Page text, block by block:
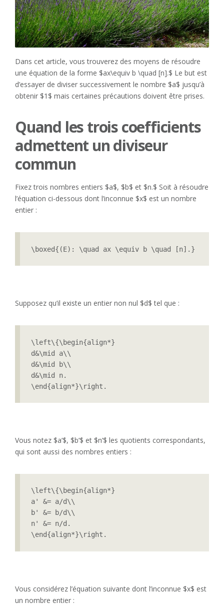
Dans cet article, vous trouverez des moyens de résoudre
une équation de la forme $ax\equiv b \quad [n].$ Le but est
d’essayer de diviser successivement le nombre $a$ jusqu’à
obtenir $1$ mais certaines précautions doivent être prises.
Quand les trois coefficients
admettent un diviseur
commun
Fixez trois nombres entiers $a$, $b$ et $n.$ Soit à résoudre
l’équation ci-dessous dont l’inconnue $x$ est un nombre
entier :
\boxed{(E): \quad ax \equiv b \quad [n].}
Supposez qu’il existe un entier non nul $d$ tel que :
\left\{\begin{align*}
d&\mid a\\
d&\mid b\\
d&\mid n.
\end{align*}\right.
Vous notez $a’$, $b’$ et $n’$ les quotients correspondants,
qui sont aussi des nombres entiers :
\left\{\begin{align*}
a' &= a/d\\
b' &= b/d\\
n' &= n/d.
\end{align*}\right.
Vous considérez l’équation suivante dont l’inconnue $x$ est
un nombre entier :